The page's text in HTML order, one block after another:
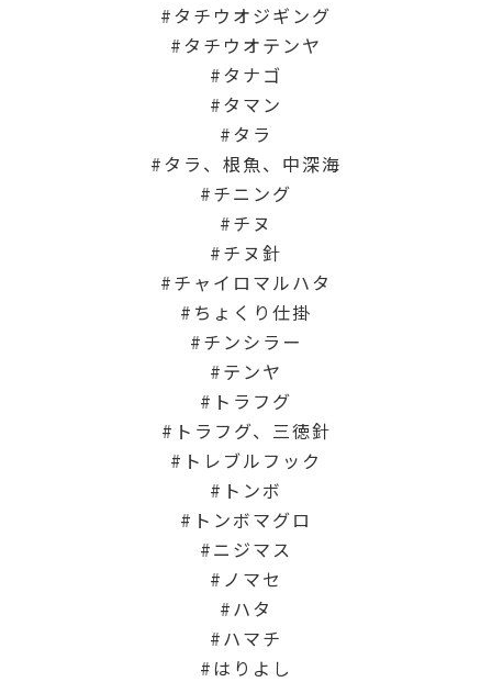
タチウオジギング
タチウオテンヤ
タナゴ
タマン
タラ
タラ、根魚、中深海
チニング
チヌ
チヌ針
チャイロマルハタ
ちょくり仕掛
チンシラー
テンヤ
トラフグ
トラフグ、三徳針
トレブルフック
トンボ
トンボマグロ
ニジマス
ノマセ
ハタ
ハマチ
はりよし